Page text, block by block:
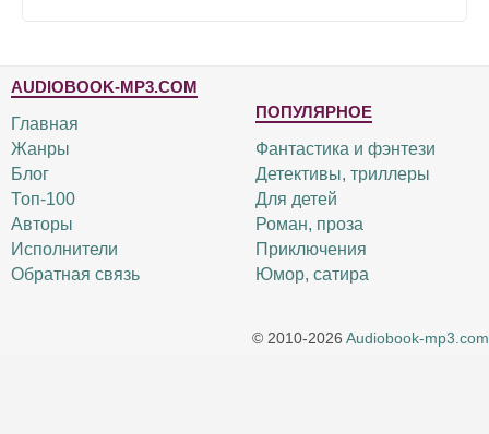
AUDIOBOOK-MP3.COM
Главная
Жанры
Блог
Топ-100
Авторы
Исполнители
Обратная связь
ПОПУЛЯРНОЕ
Фантастика и фэнтези
Детективы, триллеры
Для детей
Роман, проза
Приключения
Юмор, сатира
© 2010-2026 Audiobook-mp3.com